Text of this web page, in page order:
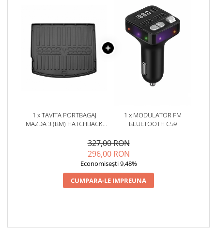
1 x TAVITA PORTBAGAJ
MAZDA 3 (BM) HATCHBACK
1 x MODULATOR FM
BLUETOOTH C59
327,00 RON
296,00 RON
Economisești 9,48%
CUMPARA-LE IMPREUNA